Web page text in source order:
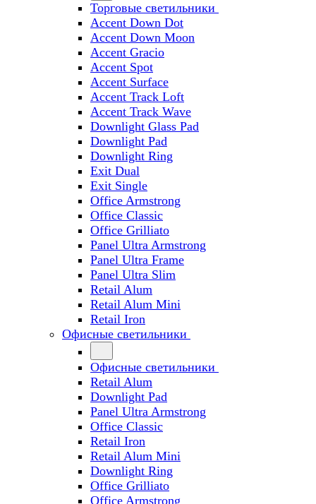
Торговые светильники
Accent Down Dot
Accent Down Moon
Accent Gracio
Accent Spot
Accent Surface
Accent Track Loft
Accent Track Wave
Downlight Glass Pad
Downlight Pad
Downlight Ring
Exit Dual
Exit Single
Office Armstrong
Office Classic
Office Grilliato
Panel Ultra Armstrong
Panel Ultra Frame
Panel Ultra Slim
Retail Alum
Retail Alum Mini
Retail Iron
Офисные светильники
Офисные светильники
Retail Alum
Downlight Pad
Panel Ultra Armstrong
Office Classic
Retail Iron
Retail Alum Mini
Downlight Ring
Office Grilliato
Office Armstrong